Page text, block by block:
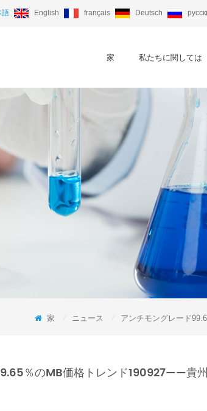
語 English français Deutsch
家 私たちに関しては
家 ニュース アンチモングレード
％のMB価格トレンド190927——貴